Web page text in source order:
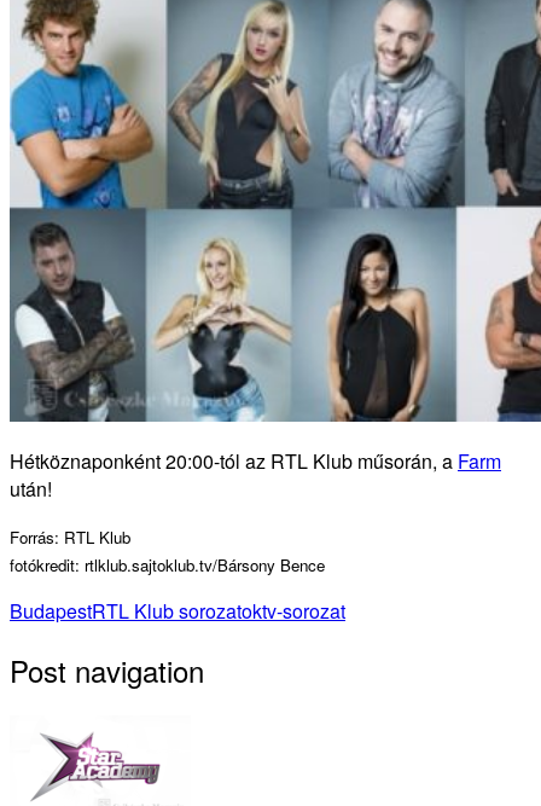
Hétköznaponként 20:00-tól az RTL Klub műsorán, a Farm
után!
Forrás: RTL Klub
fotókredit: rtlklub.sajtoklub.tv/Bársony Bence
BudapestRTL Klub sorozatoktv-sorozat
Post navigation